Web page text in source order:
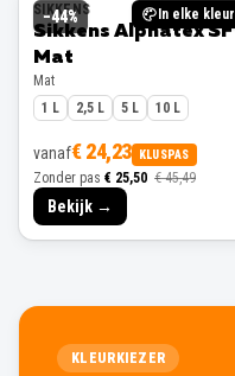
−44% In elke kleur
SIKKENS
Sikkens Alphatex SF
Mat
Mat
1 L
2,5 L 5 L 10 L
vanaf€ 24,23 KLUSPAS
Zonder pas € 25,50 € 45,49
Bekijk →
KLEURKIEZER